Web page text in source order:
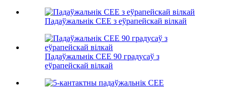
Падаўжальнік CEE з еўрапейскай вілкай
Падаўжальнік CEE 90 градусаў з
еўрапейскай вілкай